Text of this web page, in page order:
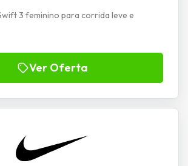
3 feminino para corrida leve e
Ver Oferta